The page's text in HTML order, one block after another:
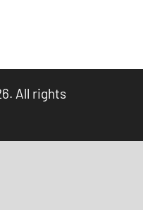
All rights